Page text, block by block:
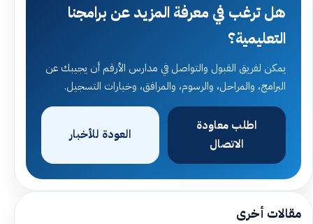
هل ترغب في معرفة المزيد عن برامجنا
التعليمية؟
يمكن لفريق القبول والتواصل في مدارس الأرقم أن يجيبك عن
البرامج، والمراحل، والرسوم، والمرافق، وخيارات التسجيل.
اطلب معاودة
الاتصال
العودة للأخبار
مقالات أخرى